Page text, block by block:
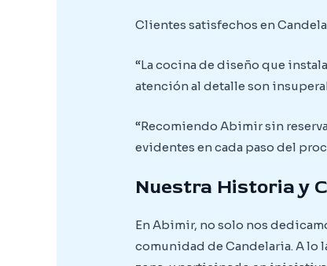
Clientes satisfechos en
“La cocina de diseño que
atención al detalle son
“Recomiendo Abimir sin
evidentes en cada paso del
Nuestra Historia y
En Abimir, no solo nos
comunidad de Candelaria. A lo